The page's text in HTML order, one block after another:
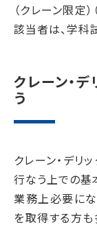
（クレーン限定
該当者は、学科
クレーン・
う
クレーン・デリ
行なう上での基
業務上必要に
を取得する方も